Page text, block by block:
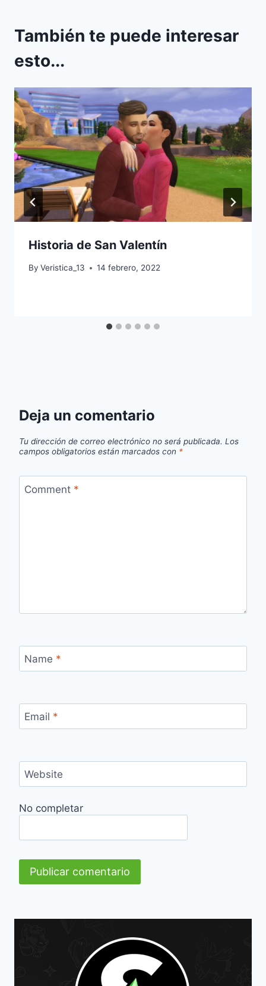
También te puede interesar
esto...
Historia de San Valentín
By Veristica_13 14 febrero, 2022
Deja un comentario
Tu dirección de correo electrónico no será publicada. Los
campos obligatorios están marcados con *
Comment *
Name *
Email *
Website
No completar